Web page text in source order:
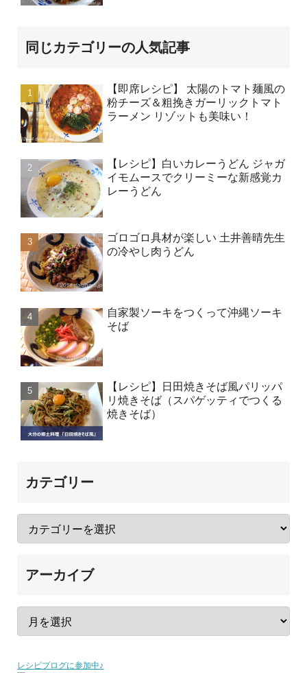
同じカテゴリーの人気記事
【即席レシピ】 太陽のトマト麺風の
粉チーズ＆粗挽きガーリックトマト
ラーメン リゾットも美味い！
【レシピ】白いカレーうどん ジャガ
イモムースでクリーミーな新感覚カ
レーうどん
ゴロゴロ具材が楽しい 土井善晴先生
の冷やし肉うどん
自家製ソーキをつくって沖縄ソーキ
そば
【レシピ】日田焼きそば風パリッパ
リ焼きそば（スパゲッティでつくる
焼きそば）
カテゴリー
アーカイブ
レシピブログに参加中♪